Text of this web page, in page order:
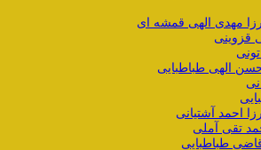
مهدی الهی قمشه ای
قزوینی
الهی طباطبایی
احمد آشتیانی
تقی آملی
طباطبایی